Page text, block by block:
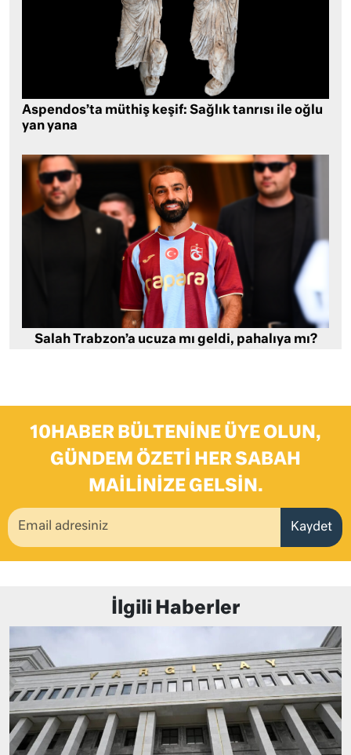
Aspendos’ta müthiş keşif: Sağlık tanrısı ile oğlu
yan yana
Salah Trabzon’a ucuza mı geldi, pahalıya mı?
10HABER BÜLTENINE ÜYE OLUN,
GÜNDEM ÖZETI HER SABAH
MAILINIZE GELSIN.
Kaydet
İlgili Haberler